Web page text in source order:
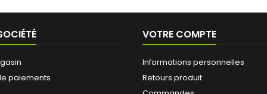
paiements
VOTRE COMPTE
Informations personnelles
Retours produit